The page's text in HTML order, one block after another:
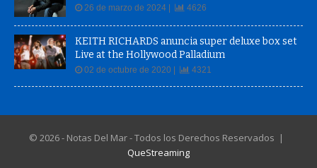
26 de marzo de 2024 | 4626
KEITH RICHARDS anuncia super deluxe box set
Live at the Hollywood Palladium
02 de octubre de 2020 | 4321
© 2026 - Notas Del Mar - Todos los Derechos Reservados |
QueStreaming